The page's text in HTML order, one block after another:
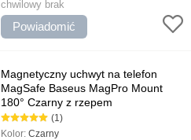
design
chwilowy brak
Powiadomić
Magnetyczny uchwyt na telefon
MagSafe Baseus MagPro Mount
180° Czarny z rzepem
(1)
Kolor:Czarny